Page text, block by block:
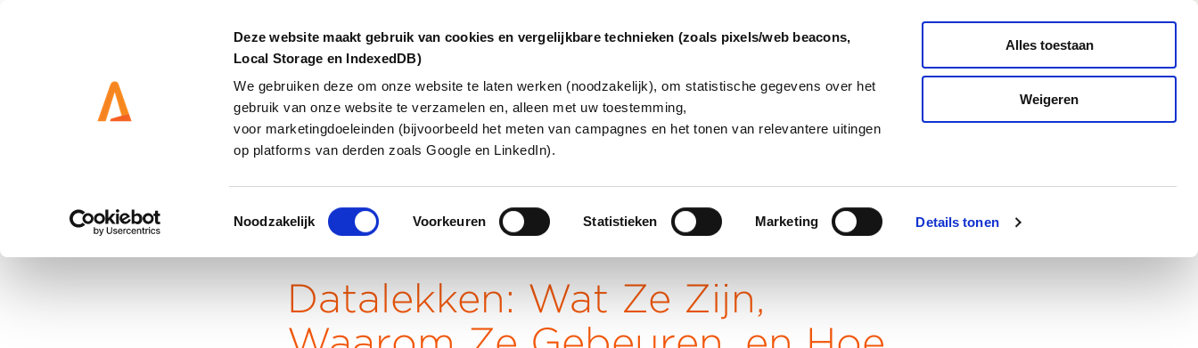
Deze website maakt gebruik van cookies en vergelijkbare technieken (zoals pixels/web beacons,
Local Storage en IndexedDB)
We gebruiken deze om onze website te laten werken (noodzakelijk), om statistische gegevens over het
gebruik van onze website te verzamelen en, alleen met uw toestemming,
voor marketingdoeleinden (bijvoorbeeld het meten van campagnes en het tonen van relevantere uitingen
op platforms van derden zoals Google en LinkedIn).
Toestemmingsselectie
Noodzakelijk Voorkeuren Statistieken Marketing Details tonen
Alles toestaan
Weigeren
ONDERHOUD
MELD TICKET
DIENSTEN OPLOSSINGEN OVER ONS KLANTCASES BLOG CAREERS
Datalekken: Wat Ze Zijn,